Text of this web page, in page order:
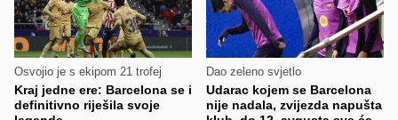
Osvojio je s ekipom 21 trofej
Kraj jedne ere: Barcelona se i
definitivno riješila svoje
Dao zeleno svjetlo
Udarac kojem se Barcelona
nije nadala, zvijezda napušta